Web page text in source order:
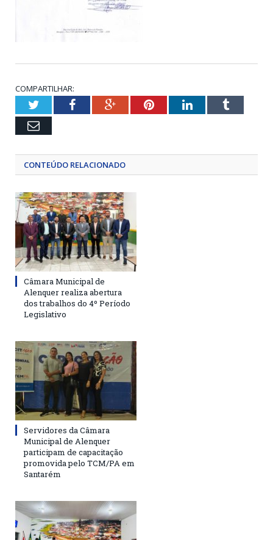
COMPARTILHAR:
TwitterFacebookGoogle+PinterestLinkedInTumblr
Email
CONTEÚDO RELACIONADO
Câmara Municipal de
Alenquer realiza abertura
dos trabalhos do 4º Período
Legislativo
Servidores da Câmara
Municipal de Alenquer
participam de capacitação
promovida pelo TCM/PA em
Santarém